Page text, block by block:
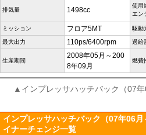
排気量 1498cc
使用
エン
ミッション フロア5MT 駆動
最大出力 110ps/6400rpm 過給
生産期間
2008年05月～200
8年09月
燃費
▲インプレッサハッチバック（07
インプレッサハッチバック（07年06
イナーチェンジ一覧